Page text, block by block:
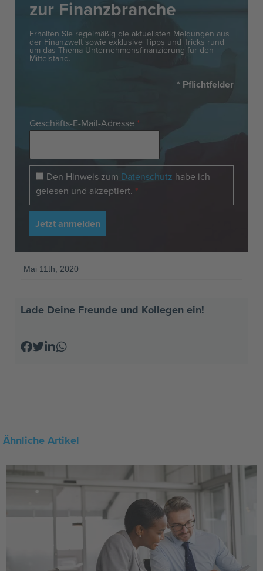
zur Finanzbranche
Erhalten Sie regelmäßig die aktuellsten Meldungen aus
der Finanzwelt sowie exklusive Tipps und Tricks rund
um das Thema Unternehmensfinanzierung für den
Mittelstand.
* Pflichtfelder
Geschäfts-E-Mail-Adresse *
Den Hinweis zum Datenschutz habe ich
gelesen und akzeptiert. *
Mai 11th, 2020
Lade Deine Freunde und Kollegen ein!
Ähnliche Artikel